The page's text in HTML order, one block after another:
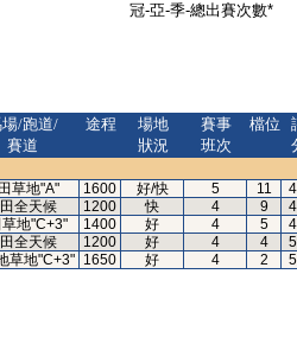
冠-亞-季-總出賽次數*
/跑道/
賽道
途程
場地
狀況
賽事
班次
檔位
草地"A" 1600 好/快 5 11
全天候 1200 快 4 9
地"C+3" 1400 好 4 5
全天候 1200 好 4 4
草地"C+3" 1650 好 4 2